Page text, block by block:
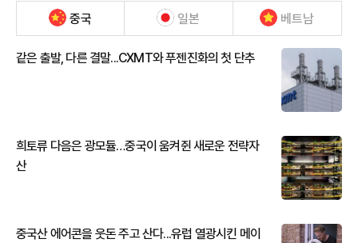
중국 일본 베트남
같은 출발, 다른 결말...CXMT와 푸젠진화의 첫 단추
희토류 다음은 광모듈…중국이 움켜쥔 새로운 전략자
산
중국산 에어콘을 웃돈 주고 산다...유럽 열광시킨 메이